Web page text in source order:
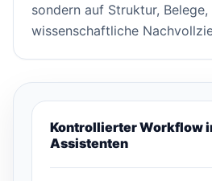
sondern auf Struktur, Belege,
wissenschaftliche
Kontrollierter Workflow
Assistenten